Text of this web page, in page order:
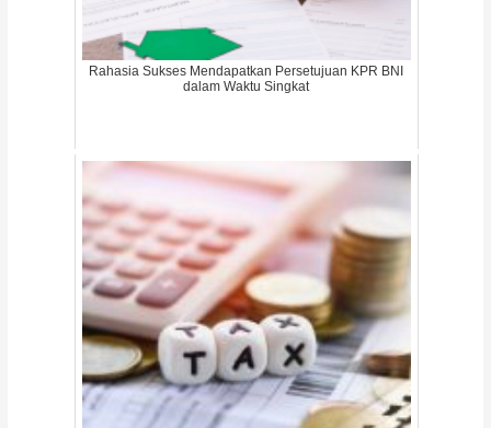
Rahasia Sukses Mendapatkan Persetujuan KPR BNI
dalam Waktu Singkat